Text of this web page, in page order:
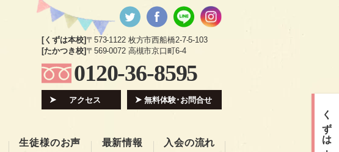
[くずは本校]〒573-1122 枚方市西船橋2-7-5-103
[たかつき校]〒569-0072 高槻市京口町6-4
0120-36-8595
アクセス 無料体験･お問合せ
生徒様のお声 最新情報 入会の流れ くずは本校